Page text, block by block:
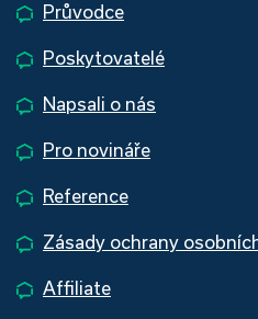
Průvodce
Poskytovatelé
Napsali o nás
Pro novináře
Reference
Zásady ochrany
Affiliate